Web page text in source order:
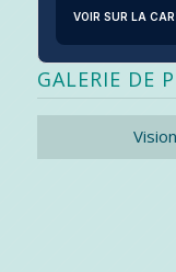
VOIR SUR LA
GALERIE DE